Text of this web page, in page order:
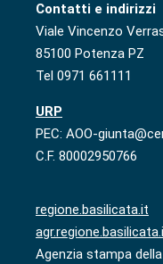
Contatti e indirizzi
Viale Vincenzo
85100 Potenza PZ
Tel 0971 661111
URP
PEC: AOO-
C.F. 80002950766
regione.basilicata.it
Agenzia stampa della